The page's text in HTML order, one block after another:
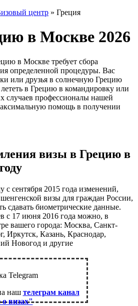
центр » Греция
в Москве 2026
в Москве требует сбора
определенной процедуры. Вас
или друзья в солнечную Грецию
в Грецию в командировку или
случаев профессионалы нашей
помощь в получении
визы в Грецию в
с сентября 2015 года изменений,
визы для граждан России,
сдавать биометрические данные.
с 17 июня 2016 года можно, в
вашего города: Москва, Санкт-
Иркутск, Казань, Краснодар,
Новогод и другие
наш телеграм канал
визах"